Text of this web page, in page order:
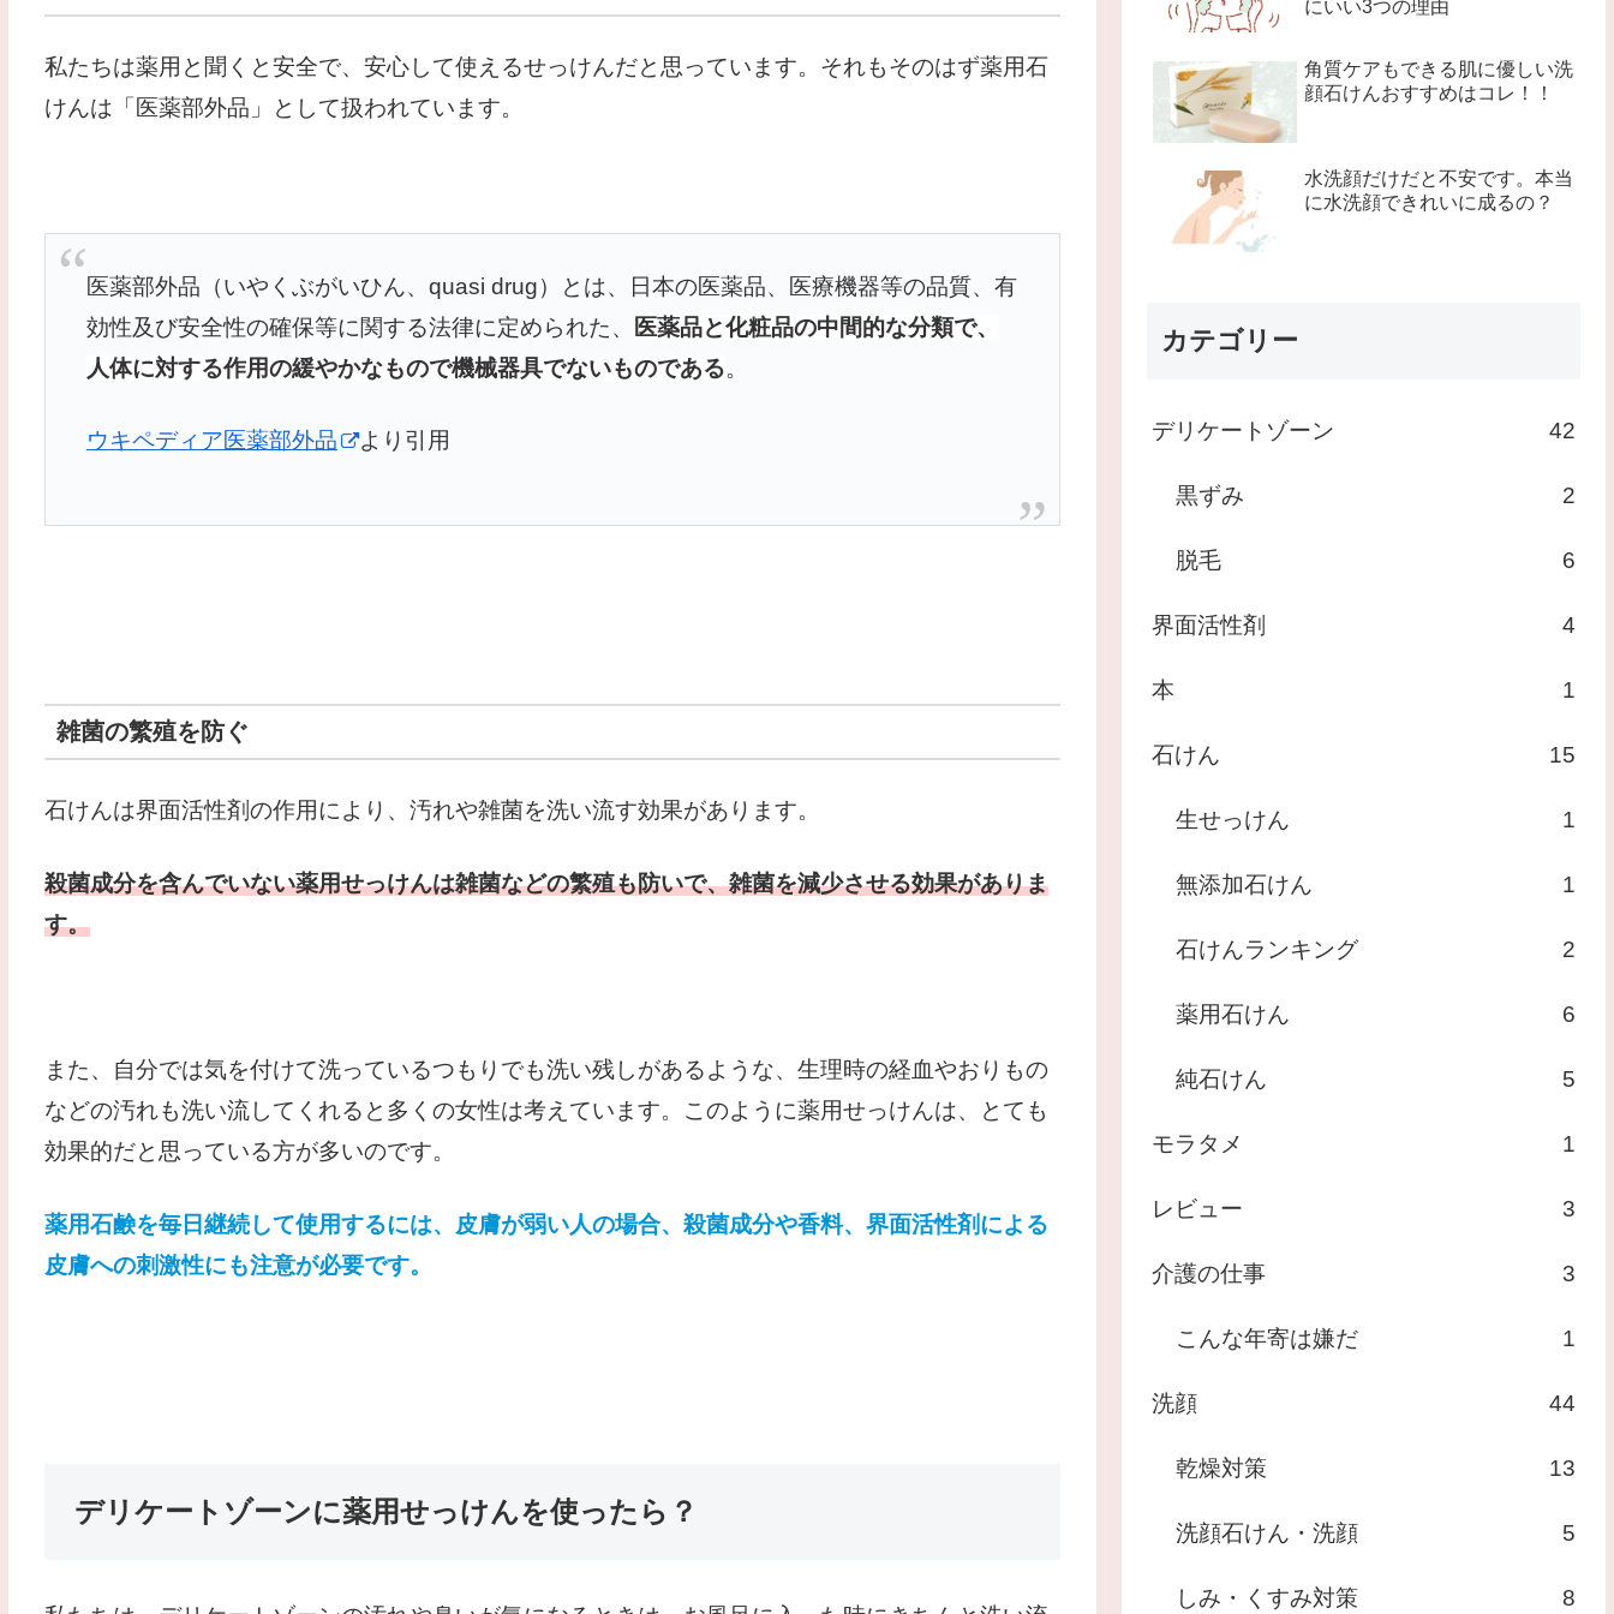
私たちは薬用と聞くと安全で、安心して使えるせっけんだと思っています。それもそのはず薬用石
けんは「医薬部外品」として扱われています。
医薬部外品（いやくぶがいひん、quasi drug）とは、日本の医薬品、医療機器等の品質、有
効性及び安全性の確保等に関する法律に定められた、
医薬品と化粧品の中間的な分類で、
人体に対する作用の緩やかなもので機械器具でないものである。
ウキペディア医薬部外品 より引用
雑菌の繁殖を防ぐ
石けんは界面活性剤の作用により、汚れや雑菌を洗い流す効果があります。
殺菌成分を含んでいない薬用せっけんは雑菌などの繁殖も防いで、雑菌を減少させる効果がありま
す。
また、自分では気を付けて洗っているつもりでも洗い残しがあるような、生理時の経血やおりもの
などの汚れも洗い流してくれると多くの女性は考えています。このように薬用せっけんは、とても
効果的だと思っている方が多いのです。
薬用石鹸を毎日継続して使用するには、皮膚が弱い人の場合、殺菌成分や香料、界面活性剤による
皮膚への刺激性にも注意が必要です。
デリケートゾーンに薬用せっけんを使ったら？
にいい3つの理由
角質ケアもできる肌に優しい洗
顔石けんおすすめはコレ！！
水洗顔だけだと不安です。本当
に水洗顔できれいに成るの？
カテゴリー
デリケートゾーン 42
黒ずみ 2
脱毛 6
界面活性剤 4
本 1
石けん 15
生せっけん 1
無添加石けん 1
石けんランキング 2
薬用石けん 6
純石けん 5
モラタメ 1
レビュー 3
介護の仕事 3
こんな年寄は嫌だ 1
洗顔 44
乾燥対策 13
洗顔石けん・洗顔 5
しみ・くすみ対策 8